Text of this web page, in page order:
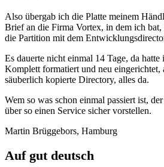
Also übergab ich die Platte meinem
Brief an die Firma Vortex, in dem ich
die Partition mit dem
Es dauerte nicht einmal 14 Tage, da hatte
Komplett formatiert und neu eingerichtet,
säuberlich kopierte Directory, alles da.
Wem so was schon einmal passiert ist,
über so einen Service sicher vorstellen.
Martin Brüggebors, Hamburg
Auf gut deutsch